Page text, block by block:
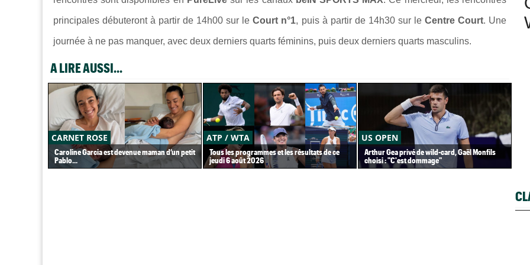
principales débuteront à partir de 14h00 sur leCourt n°1, puis à partir de 14h30 sur le Centre Court. Une
journée à ne pas manquer, avec deux derniers quarts féminins, puis deux derniers quarts masculins.
A LIRE AUSSI...
CARNET ROSE
Caroline Garcia est devenue maman d’un petit
Pablo...
ATP / WTA
Tous les programmes et les résultats de ce
jeudi 6 août 2026
US OPEN
Arthur Gea privé de wild-card, Gaël Monfils
choisi : "C'est dommage"